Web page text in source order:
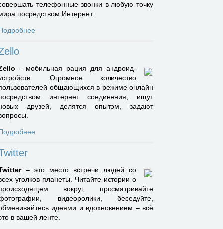
телефонные звонки в любую точку
посредством Интернет.
- мобильная рация для андроид-
Огромное количество
общающихся в режиме онлайн
интернет соединения, ищут
друзей, делятся опытом, задают
– это место встречи людей со
уголков планеты. Читайте истории о
вокруг, просматривайте
видеоролики, беседуйте,
идеями и вдохновением – всё
в вашей ленте.